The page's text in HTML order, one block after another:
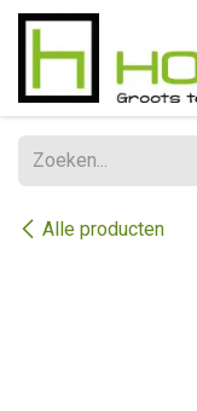
Overslaan naar
Alle producten